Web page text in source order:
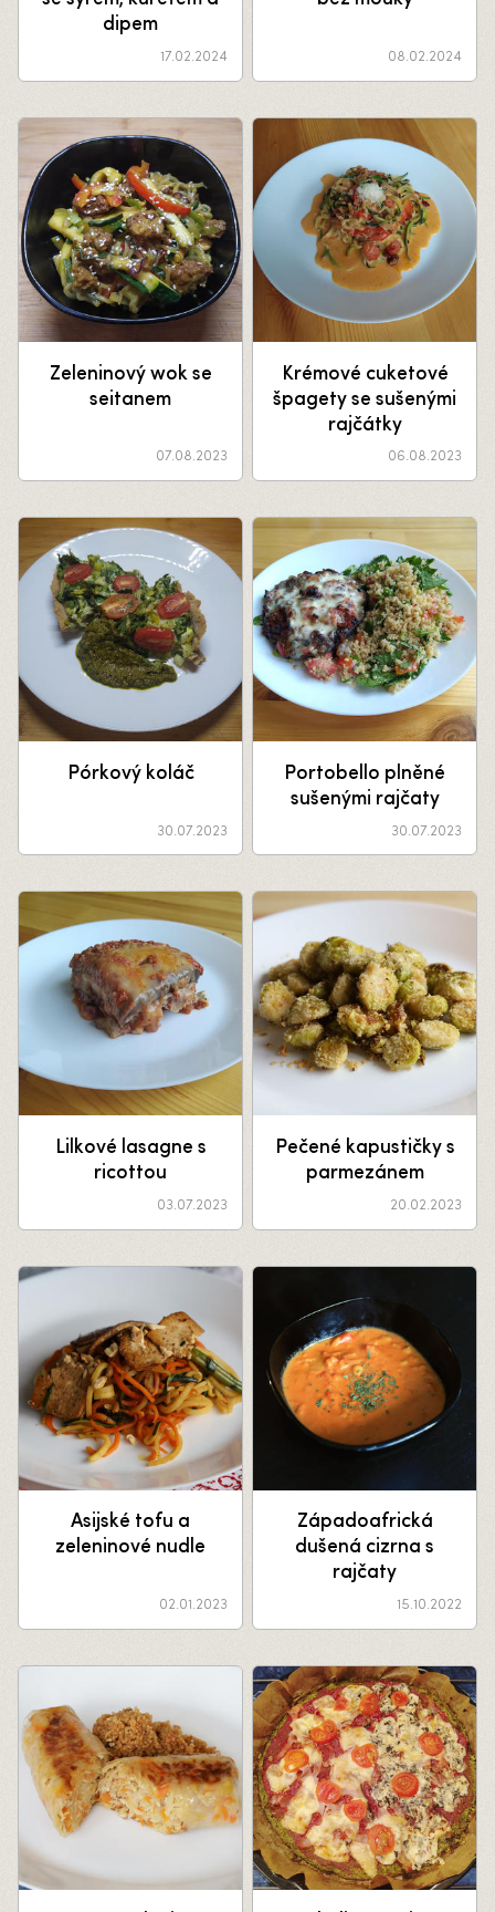
dipem
17.02.2024 08.02.2024
Zeleninový wok se
seitanem
07.08.2023
Krémové cuketové
špagety se sušenými
rajčátky
06.08.2023
Pórkový koláč
30.07.2023
Portobello plněné
sušenými rajčaty
30.07.2023
Lilkové lasagne s
ricottou
03.07.2023
Pečené kapustičky s
parmezánem
20.02.2023
Asijské tofu a
zeleninové nudle
02.01.2023
Západoafrická
dušená cizrna s
rajčaty
15.10.2022